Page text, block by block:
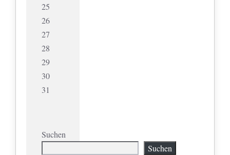
25
26
27
28
29
30
31
Suchen
Suchen